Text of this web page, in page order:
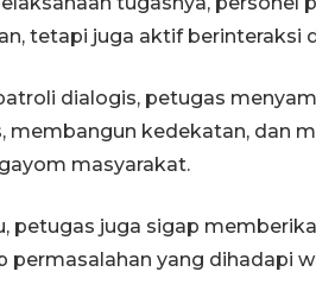
tetapi juga aktif berinteraksi
dialogis, petugas
membangun kedekatan, dan
masyarakat.
petugas juga sigap
permasalahan yang dihadapi